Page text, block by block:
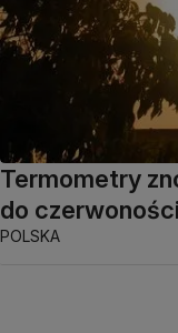
Termometry
do
POLSKA